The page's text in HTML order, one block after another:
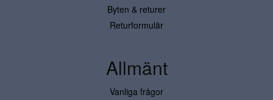
Byten & returer
Returformulär
Allmänt
Vanliga frågor